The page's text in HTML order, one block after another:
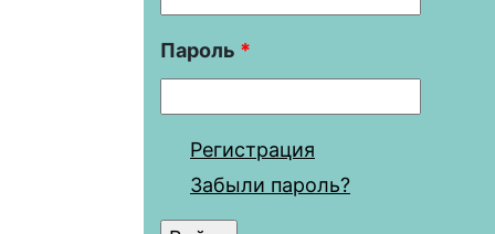
Пароль *
Регистрация
Забыли пароль?